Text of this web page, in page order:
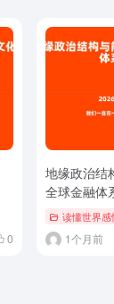
0
地缘政治结
全球金融体
读懂世界感
1个月前